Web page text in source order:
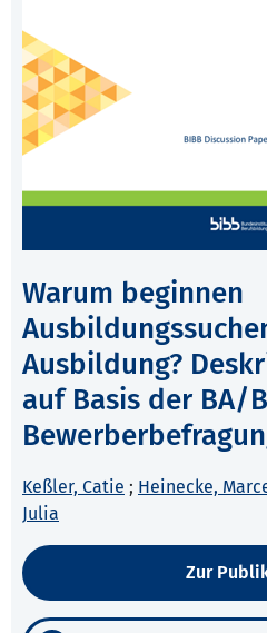
Warum beginnen
Ausbildung?
auf Basis der BA/
Keßler, Catie ; Heinecke,
Julia
Zur